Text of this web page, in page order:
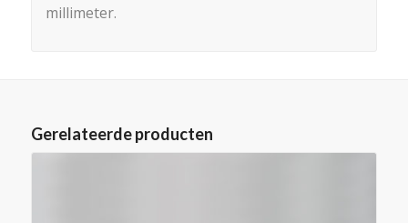
millimeter.
Gerelateerde producten